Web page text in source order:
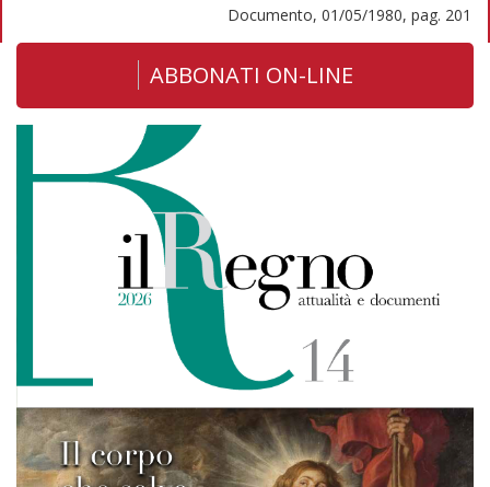
Documento, 01/05/1980, pag. 201
ABBONATI ON-LINE